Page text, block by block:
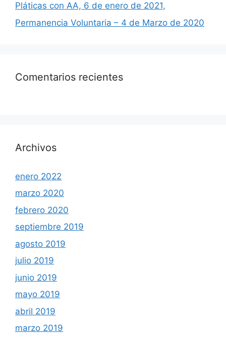
Pláticas con AA, 6 de enero de 2021,
Permanencia Voluntaria – 4 de Marzo de 2020
Comentarios recientes
Archivos
enero 2022
marzo 2020
febrero 2020
septiembre 2019
agosto 2019
julio 2019
junio 2019
mayo 2019
abril 2019
marzo 2019